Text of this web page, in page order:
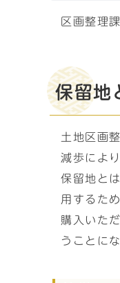
区画整理
保留地
土地区画
減歩によ
保留地と
用するた
購入いた
うことに